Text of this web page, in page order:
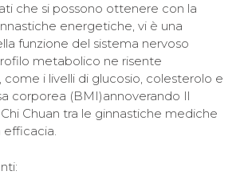
che si possono ottenere con la
energetiche, vi è una
funzione del sistema nervoso
metabolico ne risente
i livelli di glucosio, colesterolo e
corporea (BMI)annoverando Il
Chuan tra le ginnastiche mediche